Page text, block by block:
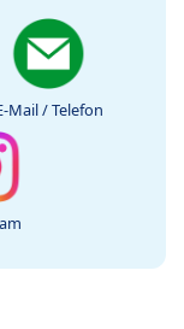
Mail / Telefon